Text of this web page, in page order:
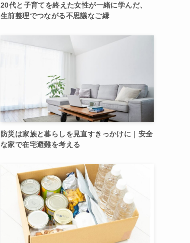
20代と子育てを終えた女性が一緒に学んだ、
生前整理でつながる不思議なご縁
防災は家族と暮らしを見直すきっかけに｜安全
な家で在宅避難を考える